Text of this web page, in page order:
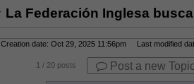
La Federación Inglesa
Creation date: Oct 29, 2025 11:56pm Last modified
1 / 20 posts Post a new Topic